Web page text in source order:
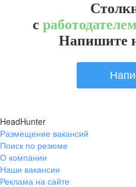
с
Напишите
HeadHunter
Размещение вакансий
Поиск по резюме
О компании
Наши вакансии
Реклама на сайте